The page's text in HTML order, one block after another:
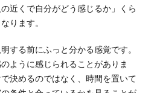
近くで自分がどう感じるか」くら
ります。
する前にふっと分かる感覚です。
ように感じられることがありま
決めるのではなく、時間を置いて